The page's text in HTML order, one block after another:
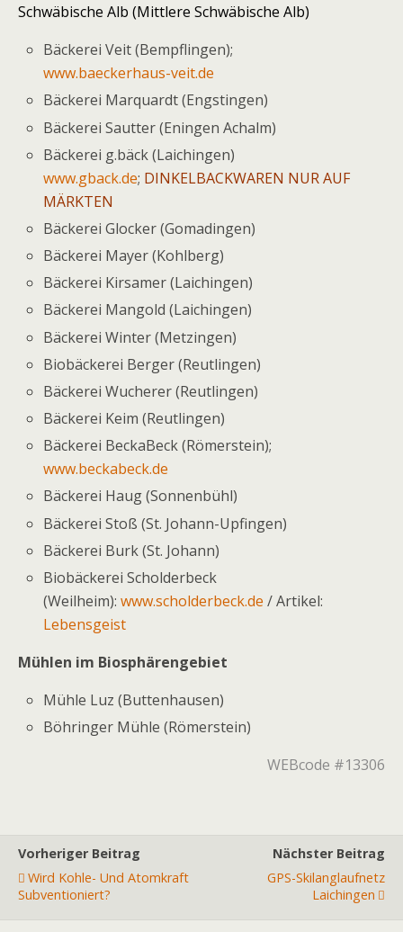
Schwäbische Alb (Mittlere Schwäbische Alb)
Bäckerei Veit (Bempflingen);
www.baeckerhaus-veit.de
Bäckerei Marquardt (Engstingen)
Bäckerei Sautter (Eningen Achalm)
Bäckerei g.bäck (Laichingen)
www.gback.de; DINKELBACKWAREN NUR AUF
MÄRKTEN
Bäckerei Glocker (Gomadingen)
Bäckerei Mayer (Kohlberg)
Bäckerei Kirsamer (Laichingen)
Bäckerei Mangold (Laichingen)
Bäckerei Winter (Metzingen)
Biobäckerei Berger (Reutlingen)
Bäckerei Wucherer (Reutlingen)
Bäckerei Keim (Reutlingen)
Bäckerei BeckaBeck (Römerstein);
www.beckabeck.de
Bäckerei Haug (Sonnenbühl)
Bäckerei Stoß (St. Johann-Upfingen)
Bäckerei Burk (St. Johann)
Biobäckerei Scholderbeck
(Weilheim):www.scholderbeck.de / Artikel:
Lebensgeist
Mühlen im Biosphärengebiet
Mühle Luz (Buttenhausen)
Böhringer Mühle (Römerstein)
WEBcode #13306
Vorheriger Beitrag
Wird Kohle- Und Atomkraft
Subventioniert?
Nächster Beitrag
GPS-Skilanglaufnetz
Laichingen